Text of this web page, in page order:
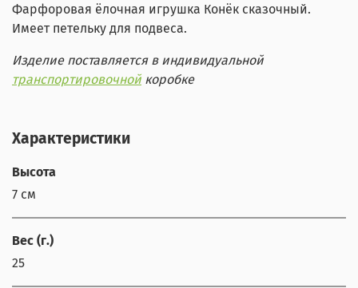
Фарфоровая ёлочная игрушка Конёк сказочный.
Имеет петельку для подвеса.
Изделие поставляется в индивидуальной
транспортировочной коробке
Характеристики
Высота
7 см
Вес (г.)
25